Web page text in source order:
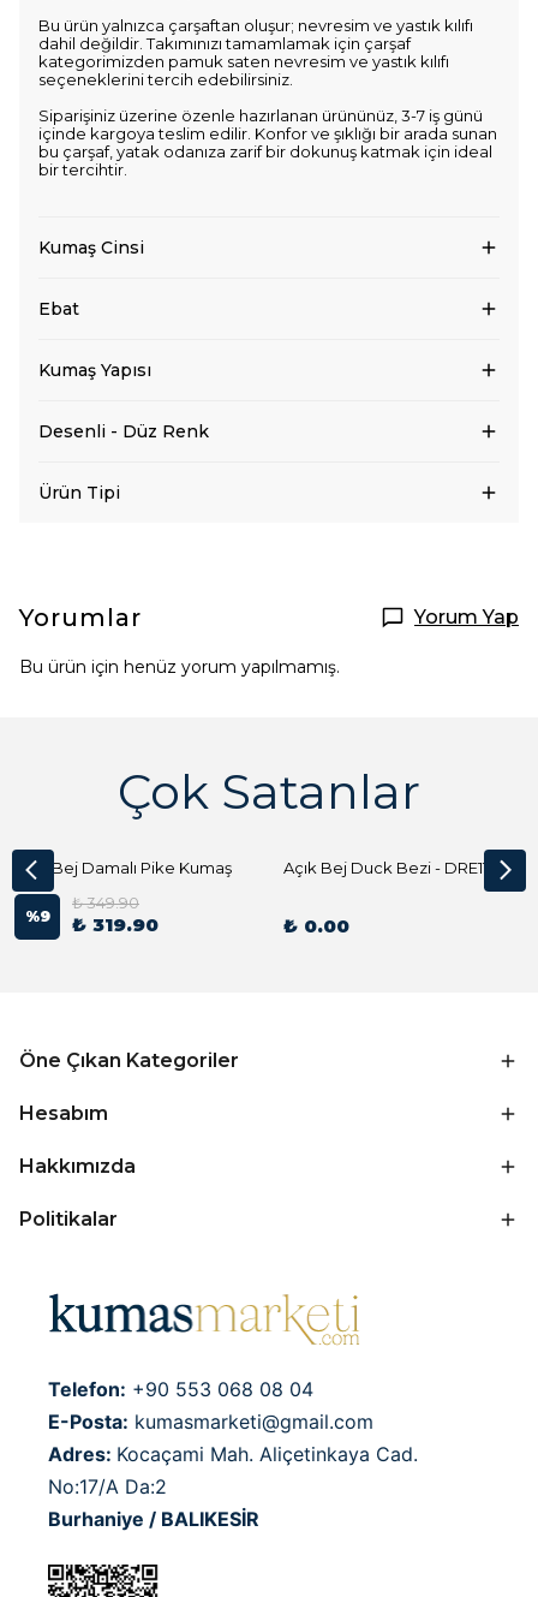
Bu ürün yalnızca çarşaftan oluşur; nevresim ve yastık kılıfı
dahil değildir. Takımınızı tamamlamak için çarşaf
kategorimizden pamuk saten nevresim ve yastık kılıfı
seçeneklerini tercih edebilirsiniz.
Siparişiniz üzerine özenle hazırlanan ürününüz, 3-7 iş günü
içinde kargoya teslim edilir. Konfor ve şıklığı bir arada sunan
bu çarşaf, yatak odanıza zarif bir dokunuş katmak için ideal
bir tercihtir.
Kumaş Cinsi
Ebat
Kumaş Yapısı
Desenli - Düz Renk
Ürün Tipi
Yorumlar Yorum Yap
Bu ürün için henüz yorum yapılmamış.
Çok Satanlar
Açık Bej Damalı Pike Kumaş
%9
₺ 349.90
₺ 319.90
Açık Bej Duck Bezi - DRE1144 Kumaş Peçete
₺ 0.00
Öne Çıkan Kategoriler
Hesabım
Hakkımızda
Politikalar
Telefon: +90 553 068 08 04
E-Posta: kumasmarketi@gmail.com
Adres: Kocaçami Mah. Aliçetinkaya Cad.
No:17/A Da:2
Burhaniye / BALIKESİR